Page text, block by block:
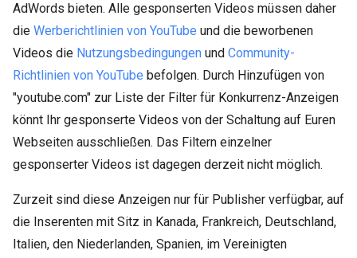
AdWords bieten. Alle gesponserten Videos müssen daher
die Werberichtlinien von YouTube und die beworbenen
Videos die Nutzungsbedingungen und Community-
Richtlinien von YouTube befolgen. Durch Hinzufügen von
"youtube.com" zur Liste der Filter für Konkurrenz-Anzeigen
könnt Ihr gesponserte Videos von der Schaltung auf Euren
Webseiten ausschließen. Das Filtern einzelner
gesponserter Videos ist dagegen derzeit nicht möglich.
Zurzeit sind diese Anzeigen nur für Publisher verfügbar, auf
die Inserenten mit Sitz in Kanada, Frankreich, Deutschland,
Italien, den Niederlanden, Spanien, im Vereinigten